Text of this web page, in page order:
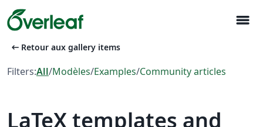
menu
arrow_left_alt Retour aux gallery items
Filters:All/Modèles/Examples/Community articles
LaTeX templates and